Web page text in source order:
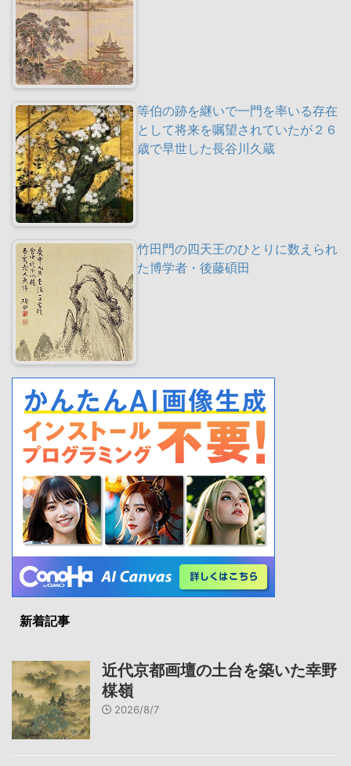
等伯の跡を継いで一門を率いる存在
として将来を嘱望されていたが２６
歳で早世した長谷川久蔵
竹田門の四天王のひとりに数えられ
た博学者・後藤碩田
新着記事
近代京都画壇の土台を築いた幸野
楳嶺
2026/8/7